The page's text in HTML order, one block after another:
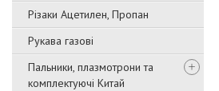
Різаки Ацетилен, Пропан
Рукава газові
Пальники, плазмотрони та
комплектуючі Китай